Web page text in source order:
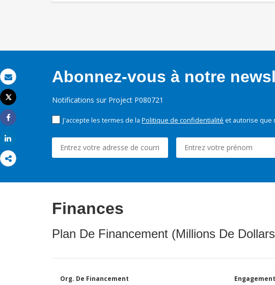
Email
Imprimer
Tweet
Share
Abonnez-vous à notre
Notifications sur Project P080721
J'accepte les termes de la Politique de confidentialité et autorise que
Finances
Plan De Financement (Millions De
Org. De Financement